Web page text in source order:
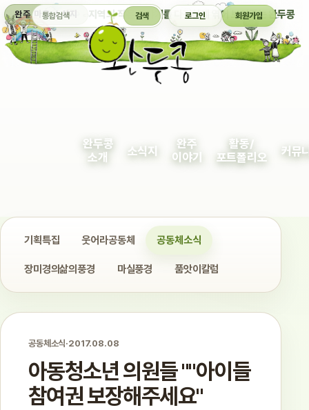
완주 마을 소식지 지역의 작은 이야기를 다정하게 엮어 보여주는 완두콩
통합검색 검색 로그인 회원가입
완두콩
소개
소식지
완주
이야기
활동/
포트폴리오
커뮤
기획특집 웃어라공동체 공동체소식
장미경의삶의풍경 마실풍경 품앗이칼럼
공동체소식·2017.08.08
아동청소년 의원들 ""아이들
참여권 보장해주세요"